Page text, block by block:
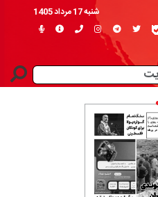
شنبه 17 مرداد 1405